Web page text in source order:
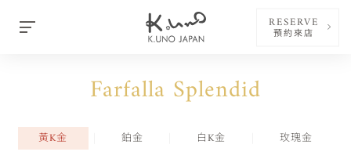
RESERVE
預約來店
Farfalla Splendid
黃K金 鉑金 白K金 玫瑰金